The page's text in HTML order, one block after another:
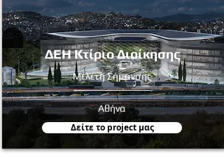
ΔΕΗ Κτίριο Διοίκησης
Μελέτη Σήμανσης
Αθήνα
Δείτε τo project μας